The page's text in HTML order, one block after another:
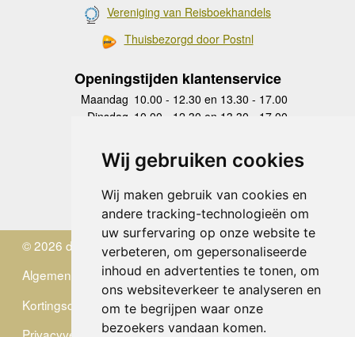
Wij gebruiken cookies
Wij maken gebruik van cookies en
andere tracking-technologieën om
uw surfervaring op onze website te
verbeteren, om gepersonaliseerde
inhoud en advertenties te tonen, om
ons websiteverkeer te analyseren en
om te begrijpen waar onze
bezoekers vandaan komen.
Vereniging van Reisboekhandels
Thuisbezorgd door Postnl
Openingstijden klantenservice
Maandag 10.00 - 12.30 en 13.30 - 17.00
Dinsdag 10.00 - 12.30 en 13.30 - 17.00
Donderdag
10.00 - 12.30 en 13.30 - 17.00
Vrijdag 10.00 - 12.30 en 13.30 - 17.00
Zaterdag
gesloten
Zondag gesloten
© 2026 de Zwerver
Algemene Voorwaarden
Kortingscode